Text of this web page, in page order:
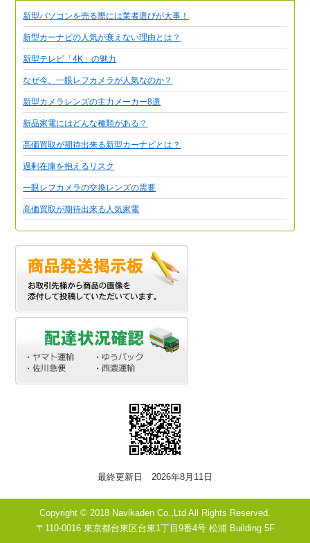
新型パソコンを売る際には業者選びが大事！
新型カーナビの人気が衰えない理由とは？
新型テレビ「4K」の魅力
なぜ今、一眼レフカメラが人気なのか？
新型カメラレンズの主力メーカー8選
新品家電にはどんな種類がある？
高価買取が期待出来る新型カーナビとは？
過剰在庫を抱えるリスク
一眼レフカメラの交換レンズの需要
高価買取が期待出来る人気家電
最終更新日 2026年8月11日
Copyright © 2018 Navikaden Co.,Ltd All Rights Reserved.
〒110-0016 東京都台東区台東1丁目9番4号 松浦 Building 5F